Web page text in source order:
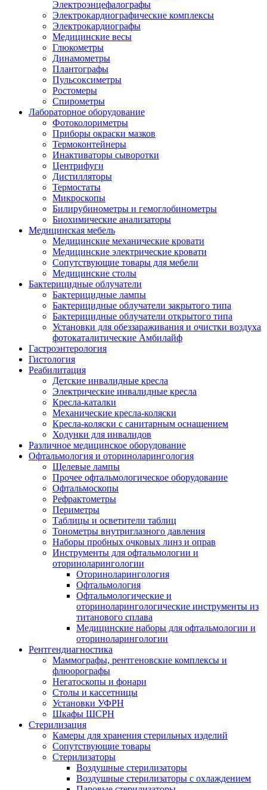
Электроэнцефалографы
Электрокардиографические комплексы
Электрокардиографы
Медицинские весы
Глюкометры
Динамометры
Плантографы
Пульсоксиметры
Ростомеры
Спирометры
Лабораторное оборудование
Фотоколориметры
Приборы окраски мазков
Термоконтейнеры
Инактиваторы сыворотки
Центрифуги
Дистилляторы
Термостаты
Микроскопы
Билирубинометры и гемоглобинометры
Биохимические анализаторы
Медицинская мебель
Медицинские механические кровати
Медицинские электрические кровати
Сопутствующие товары для мебели
Медицинские столы
Бактерицидные облучатели
Бактерицидные лампы
Бактерицидные облучатели закрытого типа
Бактерицидные облучатели открытого типа
Установки для обеззараживания и очистки воздуха
фотокаталитические Амбилайф
Гастроэнтерология
Гистология
Реабилитация
Детские инвалидные кресла
Электрические инвалидные кресла
Кресла-каталки
Механические кресла-коляски
Кресла-коляски с санитарным оснащением
Ходунки для инвалидов
Различное медицинское оборудование
Офтальмология и оториноларингология
Щелевые лампы
Прочее офтальмологическое оборудование
Офтальмоскопы
Рефрактометры
Периметры
Таблицы и осветители таблиц
Тонометры внутриглазного давления
Наборы пробных очковых линз и оправ
Инструменты для офтальмологии и
оториноларингологии
Оториноларингология
Офтальмология
Офтальмологические и
оториноларингологические инструменты из
титанового сплава
Медицинские наборы для офтальмологии и
оториноларингологии
Рентгендиагностика
Маммографы, рентгеновские комплексы и
флюорографы
Негатоскопы и фонари
Столы и кассетницы
Установки УФРН
Шкафы ШСРН
Стерилизация
Камеры для хранения стерильных изделий
Сопутствующие товары
Стерилизаторы
Воздушные стерилизаторы
Воздушные стерилизаторы с охлаждением